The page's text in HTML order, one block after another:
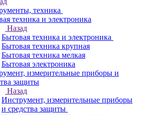
техника
техника и электроника
Назад
Бытовая техника и электроника
Бытовая техника крупная
Бытовая техника мелкая
Бытовая электроника
измерительные приборы и
защиты
Назад
Инструмент, измерительные приборы
и средства защиты